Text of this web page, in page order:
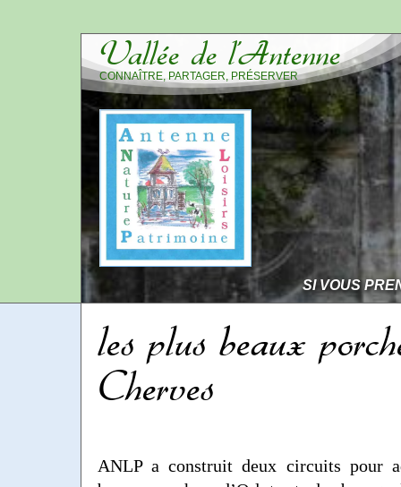
Vallée de l’Antenne
CONNAÎTRE, PARTAGER, PRÉSERVER
SI VOUS
les plus beaux
Cherves
ANLP a construit deux circuits pour